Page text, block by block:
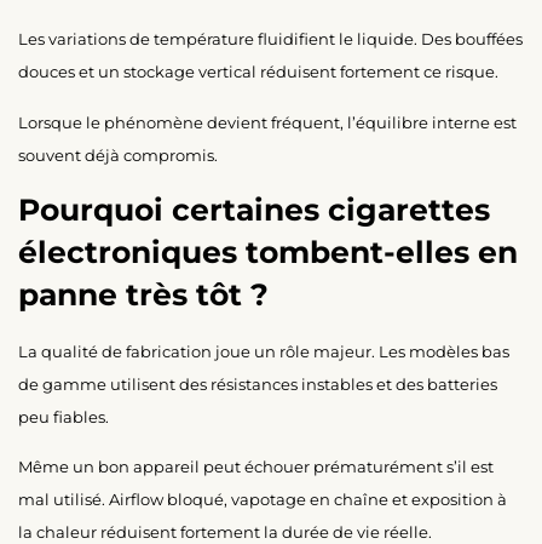
Les variations de température fluidifient le liquide. Des bouffées
douces et un stockage vertical réduisent fortement ce risque.
Lorsque le phénomène devient fréquent, l’équilibre interne est
souvent déjà compromis.
Pourquoi certaines cigarettes
électroniques tombent-elles en
panne très tôt ?
La qualité de fabrication joue un rôle majeur. Les modèles bas
de gamme utilisent des résistances instables et des batteries
peu fiables.
Même un bon appareil peut échouer prématurément s’il est
mal utilisé. Airflow bloqué, vapotage en chaîne et exposition à
la chaleur réduisent fortement la durée de vie réelle.